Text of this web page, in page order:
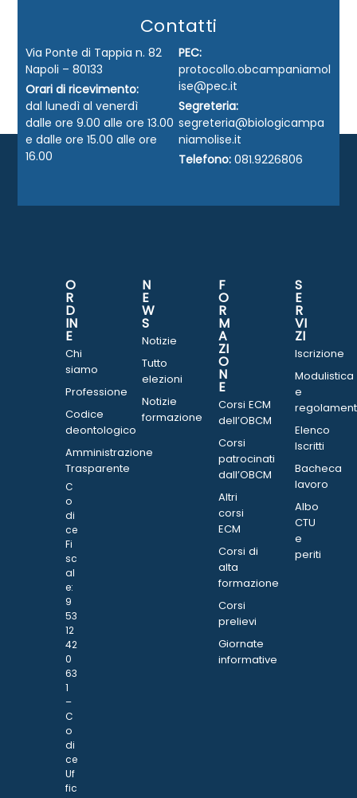
Contatti
Via Ponte di Tappia n. 82
Napoli – 80133
Orari di ricevimento:
dal lunedì al venerdì
dalle ore 9.00 alle ore 13.00
e dalle ore 15.00 alle ore
16.00
PEC:
protocollo.obcampaniamol
ise@pec.it
Segreteria:
segreteria@biologicampa
niamolise.it
Telefono: 081.9226806
O
R
D
IN
E
Chi
siamo
Professione
Codice
deontologico
Amministrazione
Trasparente
C
o
di
ce
Fi
sc
al
e:
9
53
12
42
0
63
1
–
C
o
di
ce
Uf
fic
N
E
W
S
Notizie
Tutto
elezioni
Notizie
formazione
F
O
R
M
A
ZI
O
N
E
Corsi ECM
dell’OBCM
Corsi
patrocinati
dall’OBCM
Altri
corsi
ECM
Corsi di
alta
formazione
Corsi
prelievi
Giornate
informative
S
E
R
VI
ZI
Iscrizione
Modulistica
e
Elenco
Iscritti
Bacheca
lavoro
Albo
CTU
e
periti